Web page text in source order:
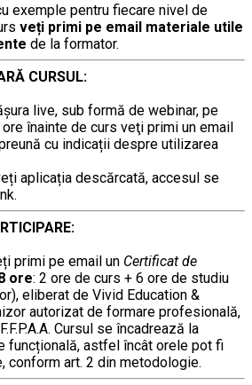
exemple pentru fiecare nivel de
veți primi pe email materiale utile
de la formator.
CURSUL:
live, sub formă de webinar, pe
înainte de curs veţi primi un email
cu indicații despre utilizarea
aplicația descărcată, accesul se
primi pe email un Certificat de
ore: 2 ore de curs + 6 ore de studiu
eliberat de Vivid Education &
autorizat de formare profesională,
Cursul se încadrează la
funcțională, astfel încât orele pot fi
conform art. 2 din metodologie.